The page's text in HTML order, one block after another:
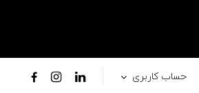
حساب کاربری